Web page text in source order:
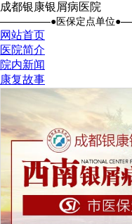
成都银康银屑病医院
●医保定点单位●
网站首页
医院简介
院内新闻
康复故事